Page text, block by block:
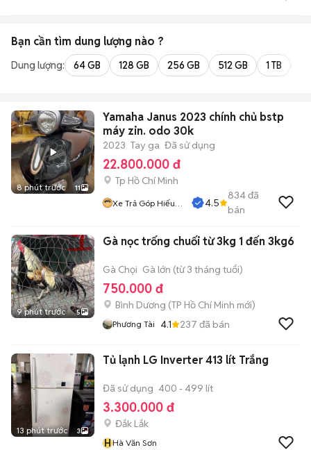
Bạn cần tìm dung lượng nào ?
Dung lượng: 64 GB 128 GB 256 GB 512 GB 1 TB
8 phút trước 11
Yamaha Janus 2023 chính chủ bstp
máy zin. odo 30k
2023 Tay ga Đã sử dụng
22.800.000 đ
Tp Hồ Chí Minh
Xe Trả Góp Hiếu
4.5
834đã
bán
9 phút trước 5
Gà nọc trống chuối từ 3kg 1 đến 3kg6
Gà Chọi Gà lớn (từ 3 tháng tuổi)
750.000 đ
Bình Dương (TP Hồ Chí Minh mới)
Phương Tài 4.1 237 đã bán
13 phút trước 3
Tủ lạnh LG Inverter 413 lít Trắng
Đã sử dụng 400 - 499 lít
3.300.000 đ
Đắk Lắk
HHà Văn Sơn